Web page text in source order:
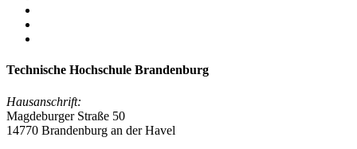
Technische Hochschule Brandenburg
Hausanschrift:
Magdeburger Straße 50
14770 Brandenburg an der Havel